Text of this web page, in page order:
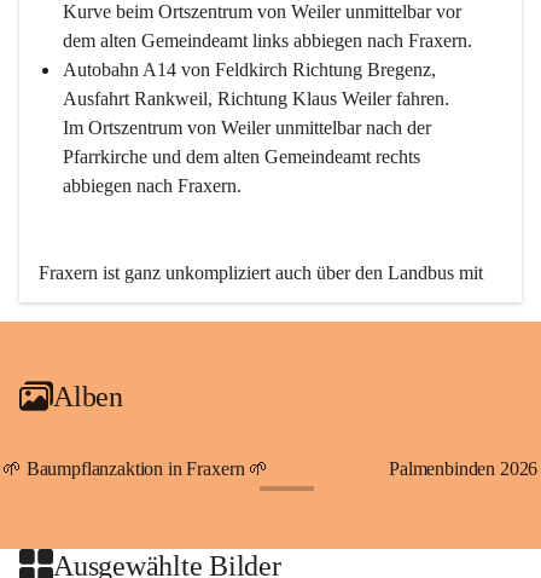
Kurve beim Ortszentrum von Weiler unmittelbar vor
dem alten Gemeindeamt links abbiegen nach Fraxern.
Autobahn A14 von Feldkirch Richtung Bregenz,
Ausfahrt Rankweil, Richtung Klaus Weiler fahren.
Im Ortszentrum von Weiler unmittelbar nach der
Pfarrkirche und dem alten Gemeindeamt rechts
abbiegen nach Fraxern.
Fraxern ist ganz unkompliziert auch über den Landbus mit
den öffentlichen Verkehrsmitteln zu erreichen. Die Linie
An Samstagen, Sonn- und Feiertagen können Sie bequem
persönlichen Linienbus zur gewünschten Zeit zu Ihrer
Haltestelle bestellen. Sowohl von Weiler kommend nach
beide Fahrten Weiler-Fraxern-Weiler.
Alben
🌱 Baumpflanzaktion in Fraxern 🌱 Palmenbinden 2026
Ausgewählte Bilder